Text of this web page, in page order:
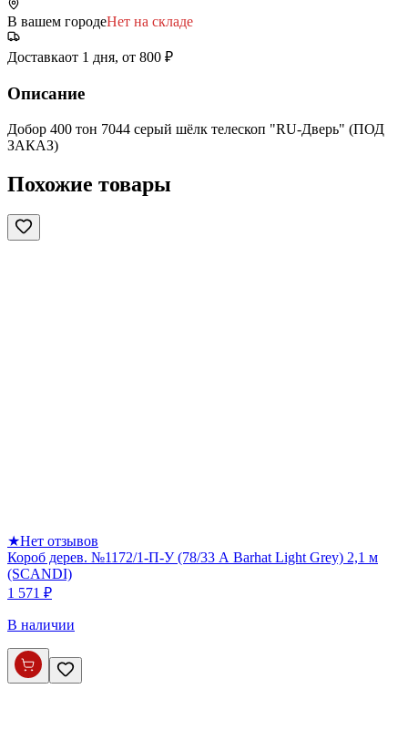
В вашем городеНет на складе
Доставкаот 1 дня, от 800 ₽
Описание
Добор 400 тон 7044 серый шёлк телескоп "RU-Дверь" (ПОД
ЗАКАЗ)
Похожие товары
★Нет отзывов
Короб дерев. №1172/1-П-У (78/33 А Barhat Light Grey) 2,1 м
(SCANDI)
1 571 ₽
В наличии